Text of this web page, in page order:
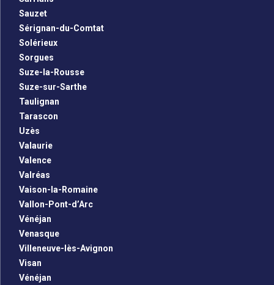
Sauzet
Sérignan-du-Comtat
Solérieux
Sorgues
Suze-la-Rousse
Suze-sur-Sarthe
Taulignan
Tarascon
Uzès
Valaurie
Valence
Valréas
Vaison-la-Romaine
Vallon-Pont-d’Arc
Vénéjan
Venasque
Villeneuve-lès-Avignon
Visan
Vénéjan